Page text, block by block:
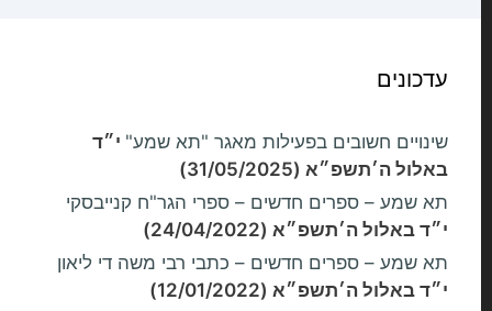
עדכונים
שינויים חשובים בפעילות מאגר "תא שמע" י״ד
באלול ה׳תשפ״א (31/05/2025)
תא שמע – ספרים חדשים – ספרי הגר"ח קנייבסקי
י״ד באלול ה׳תשפ״א (24/04/2022)
תא שמע – ספרים חדשים – כתבי רבי משה די ליאון
י״ד באלול ה׳תשפ״א (12/01/2022)